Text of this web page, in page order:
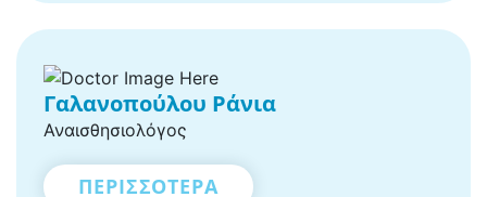
Γαλανοπούλου Ράνια
Αναισθησιολόγος
ΠΕΡΙΣΣΟΤΕΡΑ